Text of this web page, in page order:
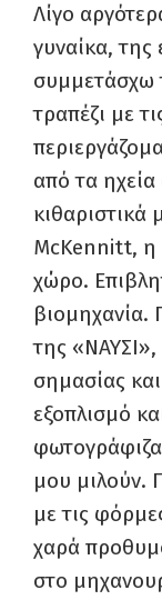
Λίγο
γυναίκα,
συμμετάσχω
τραπέζι με
από τα
κιθαριστικά
McKennitt, η
χώρο.
βιομηχανία.
της «ΝΑΥΣΙ»,
σημασίας
εξοπλισμό
μου μιλούν.
με τις
χαρά
στο